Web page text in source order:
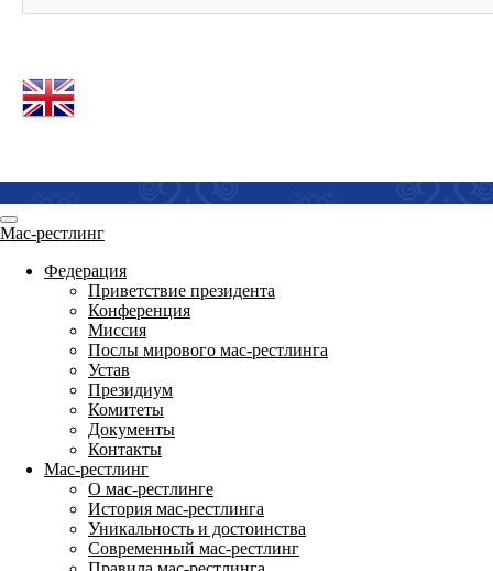
Мас-рестлинг
Федерация
Приветствие президента
Конференция
Миссия
Послы мирового мас-рестлинга
Устав
Президиум
Комитеты
Документы
Контакты
Мас-рестлинг
О мас-рестлинге
История мас-рестлинга
Уникальность и достоинства
Современный мас-рестлинг